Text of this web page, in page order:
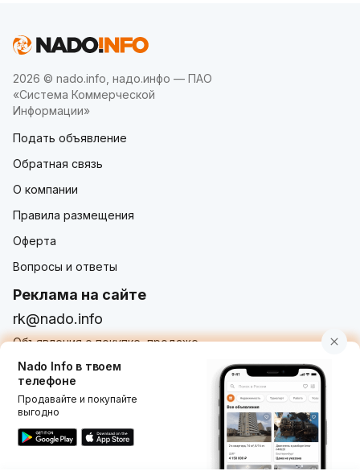
2026 © nado.info, надо.инфо — ПАО
«Система Коммерческой
Информации»
Подать объявление
Обратная связь
О компании
Правила размещения
Оферта
Вопросы и ответы
Реклама на сайте
rk@nado.info
Объявления о покупке, продаже,
услугах от частных лиц и организаций
Использование nado.info, в том числе и размещение
объявлений на сайте означает принятие условий
nado.info. Оплачивая
Nado Info в твоем
телефоне
Продавайте и покупайте
выгодно